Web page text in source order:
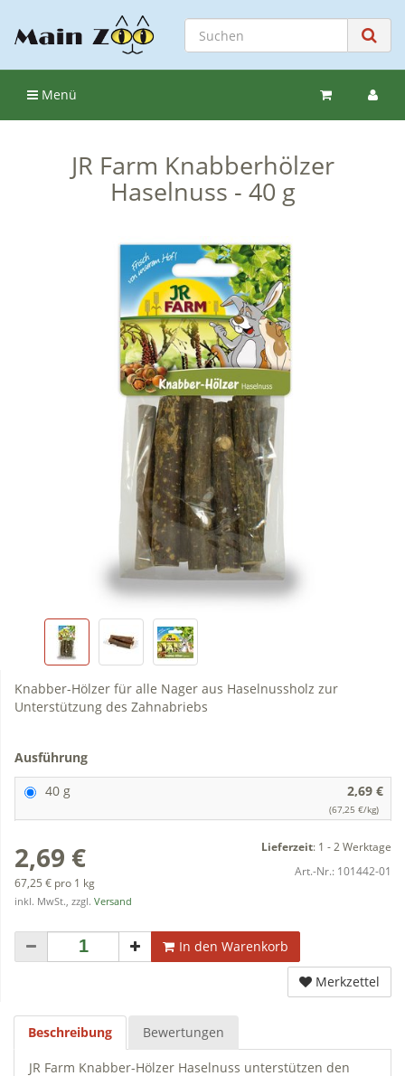
Menü
JR Farm Knabberhölzer
Haselnuss - 40 g
Knabber-Hölzer für alle Nager aus Haselnussholz zur
Unterstützung des Zahnabriebs
Ausführung
40 g
2,69 €
(67,25 €/kg)
2,69 €
67,25 € pro 1 kg
inkl. MwSt., zzgl. Versand
Lieferzeit: 1 - 2 Werktage
Art.-Nr.: 101442-01
In den Warenkorb
Merkzettel
Beschreibung Bewertungen
JR Farm Knabber-Hölzer Haselnuss unterstützen den